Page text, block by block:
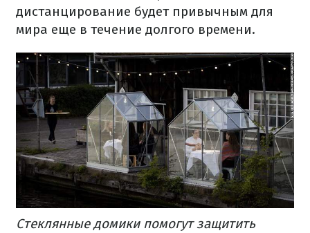
дистанцирование будет привычным для
мира еще в течение долгого времени.
Стеклянные домики помогут защитить